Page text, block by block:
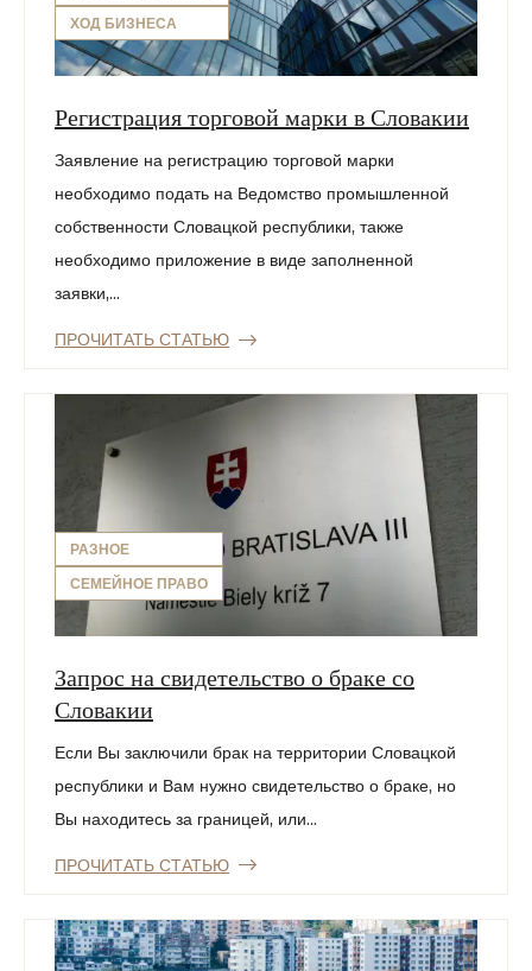
ХОД БИЗНЕСА
Регистрация торговой марки в Словакии
Заявление на регистрацию торговой марки
необходимо подать на Ведомство промышленной
собственности Словацкой республики, также
необходимо приложение в виде заполненной
заявки,...
ПРОЧИТАТЬ СТАТЬЮ
РАЗНОЕ
СЕМЕЙНОЕ ПРАВО
Запрос на свидетельство о браке со
Словакии
Если Вы заключили брак на территории Словацкой
республики и Вам нужно свидетельство о браке, но
Вы находитесь за границей, или...
ПРОЧИТАТЬ СТАТЬЮ